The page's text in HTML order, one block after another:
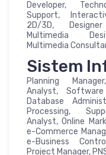
Developer,
Support,
2D/3D,
Multimedia
Multimedia
Sistem
Planning
Analyst,
Database
Processing,
Analyst, Online
e-Commerce
e-Business
Project Manager,